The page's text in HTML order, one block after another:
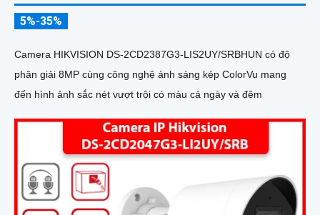
5%-35%
Camera HIKVISION DS-2CD2387G3-LIS2UY/SRBHUN có độ
phân giải 8MP cùng công nghệ ánh sáng kép ColorVu mang
đến hình ảnh sắc nét vượt trội có màu cả ngày và đêm